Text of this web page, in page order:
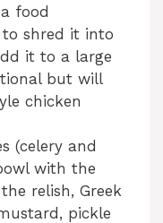
food
to shred it into
it to a large
but will
chicken
(celery and
with the
relish, Greek
pickle